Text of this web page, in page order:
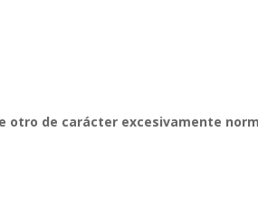
otro de carácter excesivamente